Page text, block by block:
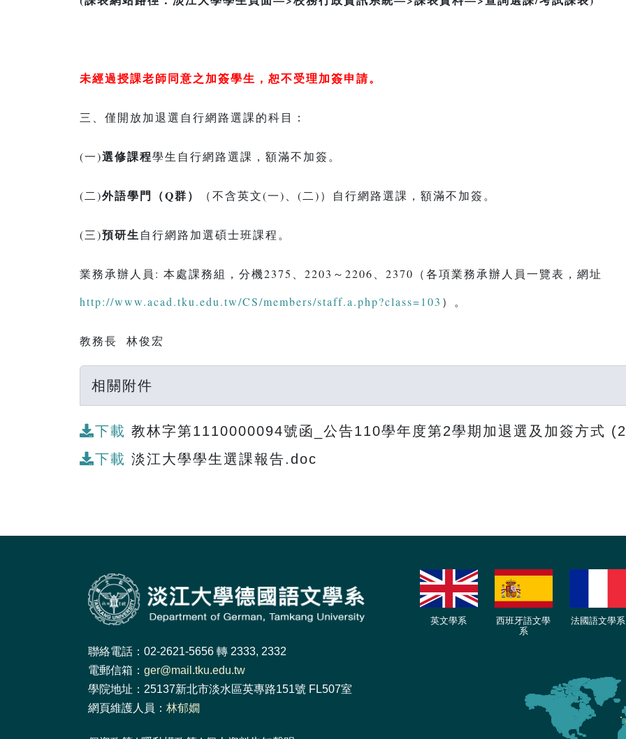
未經過授課老師同意之加簽學生，恕不受理加簽申請。
三、僅開放加退選自行網路選課的科目：
(一)選修課程學生自行網路選課，額滿不加簽。
(二)外語學門（Q群） （不含英文(一)、(二)）自行網路選課，額滿不加簽。
(三)預研生自行網路加選碩士班課程。
業務承辦人員: 本處課務組，分機2375、2203～2206、2370（各項業務承辦人員一覽表，網址
http://www.acad.tku.edu.tw/CS/members/staff.a.php?class=103 ）。
教務長 林俊宏
相關附件
下載 教林字第1110000094號函_公告110學年度第2學期加退選及加簽方式
下載 淡江大學學生選課報告.doc
聯絡電話：02-2621-5656 轉 2333, 2332
電郵信箱： ger@mail.tku.edu.tw
學院地址：25137新北市淡水區英專路151號 FL507室
網頁維護人員： 林郁嫺
英文學系
西班牙語文學
系
法國語文學系